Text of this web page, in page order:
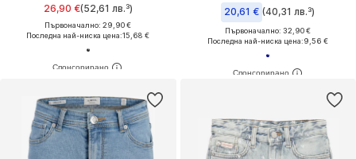
26,90 €(52,61 лв.³)
Първоначално: 29,90 €
Последна най-ниска цена:15,68 €
20,61 € (40,31 лв.³)
Първоначално: 32,90 €
Последна най-ниска цена:9,56 €